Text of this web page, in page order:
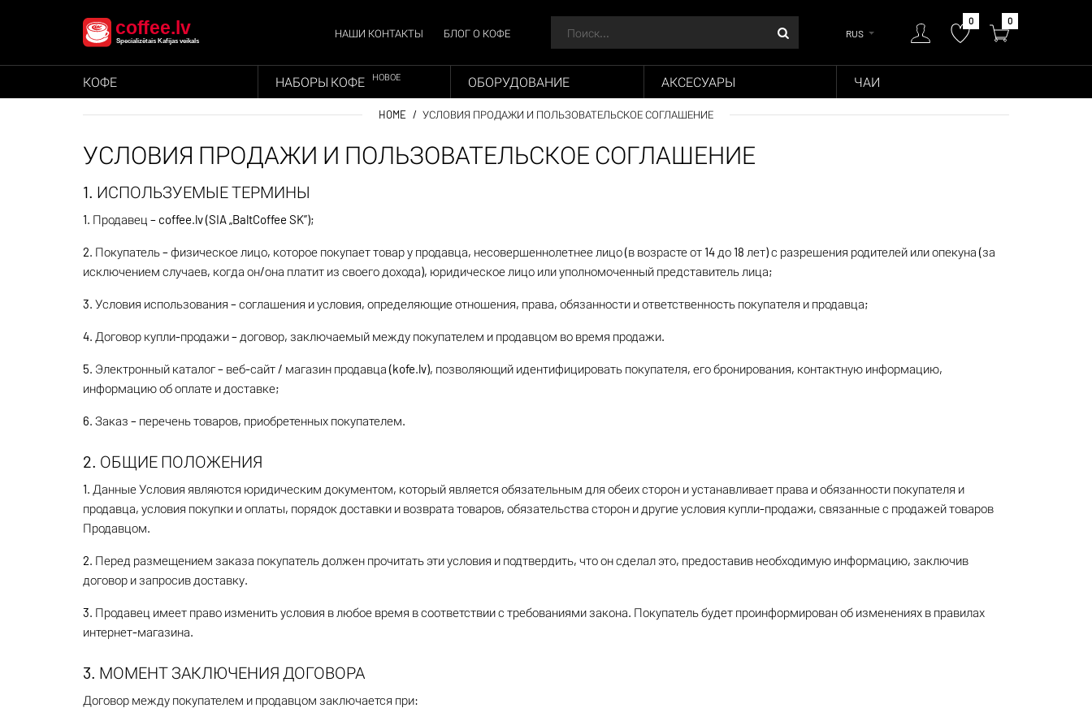
НАШИ КОНТАКТЫ БЛОГ О КОФЕ RUS
0 0
КОФЕ НАБОРЫ КОФЕ НОВОЕ ОБОРУДОВАНИЕ АКСЕСУАРЫ ЧАИ
HOME УСЛОВИЯ ПРОДАЖИ И ПОЛЬЗОВАТЕЛЬСКОЕ СОГЛАШЕНИЕ
УСЛОВИЯ ПРОДАЖИ И ПОЛЬЗОВАТЕЛЬСКОЕ СОГЛАШЕНИЕ
1. ИСПОЛЬЗУЕМЫЕ ТЕРМИНЫ
1. Продавец – coffee.lv (SIA „BaltCoffee SK”);
2. Покупатель – физическое лицо, которое покупает товар у продавца, несовершеннолетнее лицо (в возрасте от 14 до 18 лет) с разрешения родителей или опекуна (за
исключением случаев, когда он/она платит из своего дохода), юридическое лицо или уполномоченный представитель лица;
3. Условия использования – соглашения и условия, определяющие отношения, права, обязанности и ответственность покупателя и продавца;
4. Договор купли-продажи – договор, заключаемый между покупателем и продавцом во время продажи.
5. Электронный каталог – веб-сайт / магазин продавца (kofe.lv), позволяющий идентифицировать покупателя, его бронирования, контактную информацию,
информацию об оплате и доставке;
6. Заказ – перечень товаров, приобретенных покупателем.
2. ОБЩИЕ ПОЛОЖЕНИЯ
1. Данные Условия являются юридическим документом, который является обязательным для обеих сторон и устанавливает права и обязанности покупателя и
продавца, условия покупки и оплаты, порядок доставки и возврата товаров, обязательства сторон и другие условия купли-продажи, связанные с продажей товаров
Продавцом.
2. Перед размещением заказа покупатель должен прочитать эти условия и подтвердить, что он сделал это, предоставив необходимую информацию, заключив
договор и запросив доставку.
3. Продавец имеет право изменить условия в любое время в соответствии с требованиями закона. Покупатель будет проинформирован об изменениях в правилах
интернет-магазина.
3. МОМЕНТ ЗАКЛЮЧЕНИЯ ДОГОВОРА
Договор между покупателем и продавцом заключается при: